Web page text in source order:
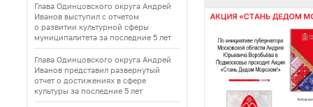
Глава Одинцовского округа Андрей
Иванов выступил с отчетом
о развитии культурной сферы
муниципалитета за последние 5 лет
Глава Одинцовского округа Андрей
Иванов представил развернутый
отчет о достижениях в сфере
культуры за последние 5 лет